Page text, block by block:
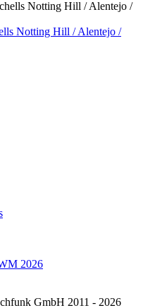
Notting Hill / Alentejo /
2026
GmbH 2011 - 2026